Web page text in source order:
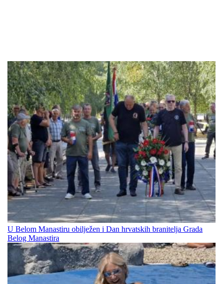
U Belom Manastiru obilježen i Dan hrvatskih branitelja Grada
Belog Manastira